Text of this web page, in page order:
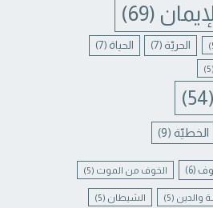
(69)
الحريّة (7) الحياة (7)
(5)
(54)
الخطيّة(9)
(6) الخوف من الموت (5)
والدين (5) الشيطان (5)